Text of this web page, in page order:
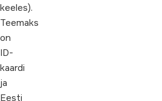
keeles).
Teemaks
on
ID-
kaardi
ja
Eesti